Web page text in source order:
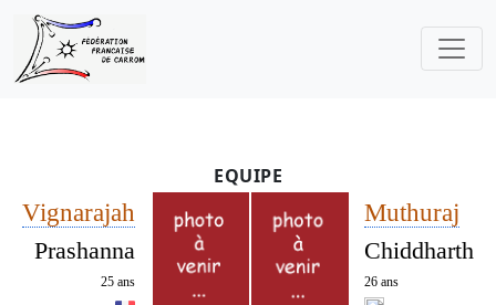
EQUIPE
Vignarajah Muthuraj
Prashanna Chiddharth
25 ans 26 ans